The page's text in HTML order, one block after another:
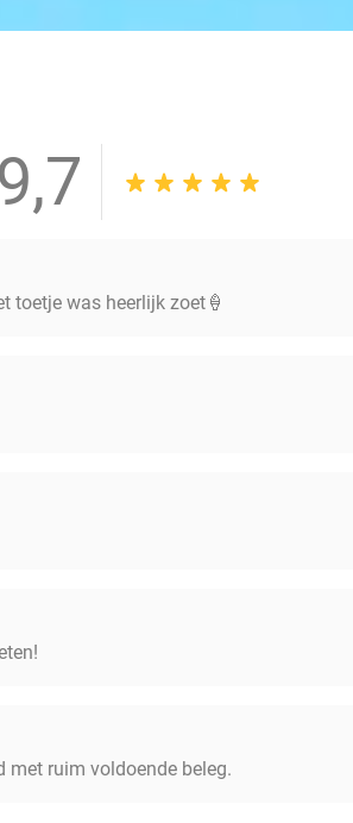
toetje was heerlijk zoet🍦
met ruim voldoende beleg.